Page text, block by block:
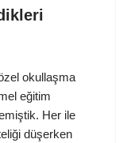
okullaşma
eğitim
Her ile
düşerken